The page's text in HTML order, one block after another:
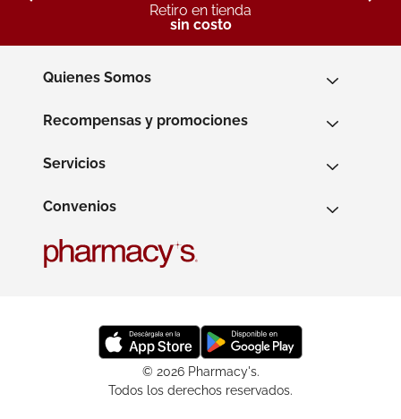
Retiro en tienda
sin costo
Quienes Somos
Recompensas y promociones
Servicios
Convenios
© 2026 Pharmacy's.
Todos los derechos reservados.